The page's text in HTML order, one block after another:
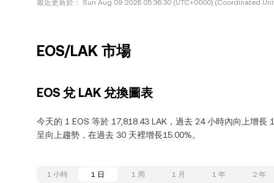
最近更新於： Sun Aug 09 2026 05:36:30 (UTC+0000) (Coordinated
EOS/LAK 市場
EOS 兌 LAK 兌換圖表
今天的 1 EOS 等於 17,818.43 LAK，過去 24 小時內向上增長
呈向上趨勢，在過去 30 天裡增長15.00%。
1 小時 1 日 1 周 1 月 1 年 2 年